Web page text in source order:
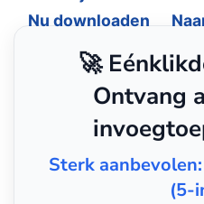
Nu downloaden
🚀
Ontvang
Sterk
(5-